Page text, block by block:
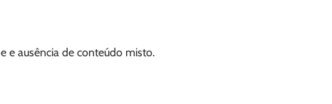
e ausência de conteúdo misto.